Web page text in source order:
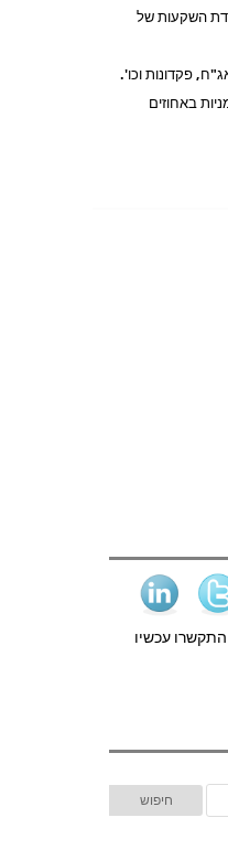
השקעות של
פקדונות וכו'.
באחוזים
עכשיו